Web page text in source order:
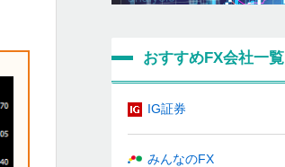
おすすめFX会社一覧
IG証券
みんなのFX